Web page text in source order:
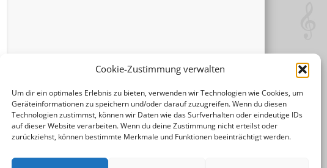
Cookie-Zustimmung verwalten
Um dir ein optimales Erlebnis zu bieten, verwenden wir Technologien wie Cookies, um
Geräteinformationen zu speichern und/oder darauf zuzugreifen. Wenn du diesen
Technologien zustimmst, können wir Daten wie das Surfverhalten oder eindeutige IDs
auf dieser Website verarbeiten. Wenn du deine Zustimmung nicht erteilst oder
zurückziehst, können bestimmte Merkmale und Funktionen beeinträchtigt werden.